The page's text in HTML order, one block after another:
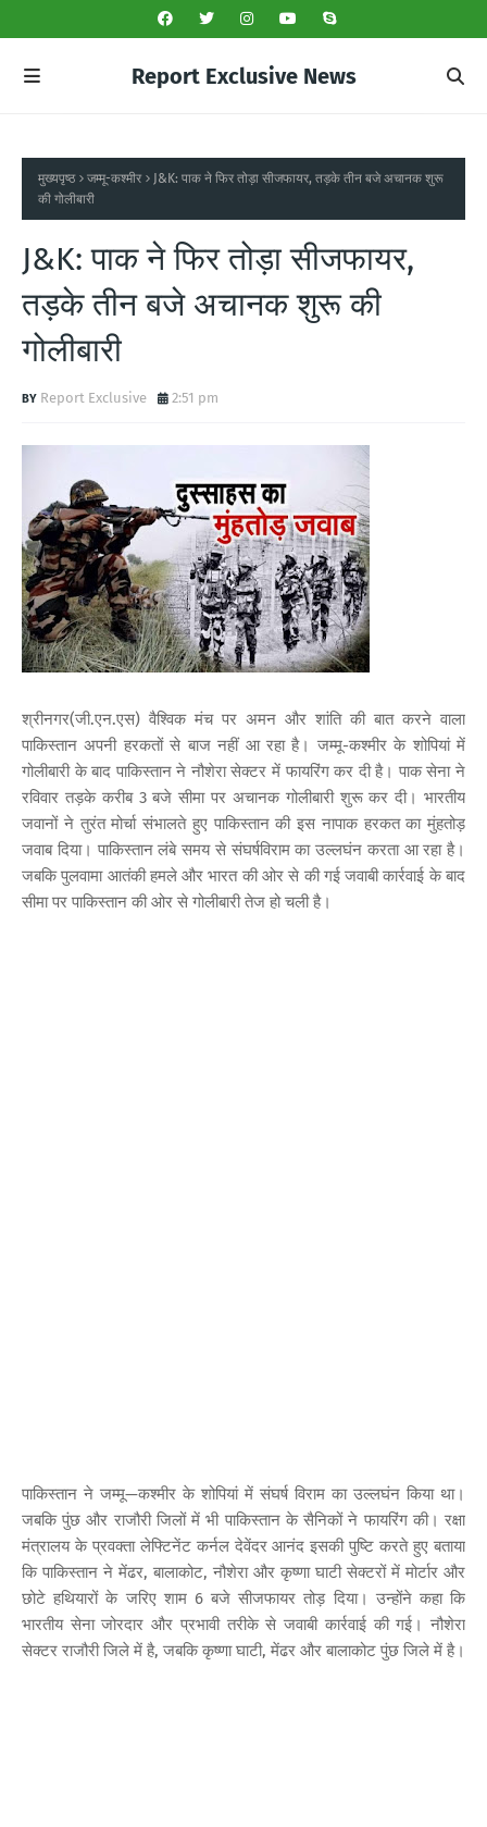
Report Exclusive News
मुख्यपृष्ठ जम्मू-कश्मीर
J&K: पाक ने फिर तोड़ा सीजफायर, तड़के तीन बजे अचानक शुरू
की गोलीबारी
J&K: पाक ने फिर तोड़ा सीजफायर,
तड़के तीन बजे अचानक शुरू की
गोलीबारी
Report Exclusive 2:51 pm
श्रीनगर(जी.एन.एस) वैश्विक मंच पर अमन और शांति की बात करने वाला
पाकिस्तान अपनी हरकतों से बाज नहीं आ रहा है। जम्मू-कश्मीर के शोपियां में
गोलीबारी के बाद पाकिस्तान ने नौशेरा सेक्टर में फायरिंग कर दी है। पाक सेना ने
रविवार तड़के करीब 3 बजे सीमा पर अचानक गोलीबारी शुरू कर दी। भारतीय
जवानों ने तुरंत मोर्चा संभालते हुए पाकिस्तान की इस नापाक हरकत का मुंहतोड़
जवाब दिया। पाकिस्तान लंबे समय से संघर्षविराम का उल्लघंन करता आ रहा है।
जबकि पुलवामा आतंकी हमले और भारत की ओर से की गई जवाबी कार्रवाई के बाद
सीमा पर पाकिस्तान की ओर से गोलीबारी तेज हो चली है।
पाकिस्तान ने जम्मू—कश्मीर के शोपियां में संघर्ष विराम का उल्लघंन किया था।
जबकि पुंछ और राजौरी जिलों में भी पाकिस्तान के सैनिकों ने फायरिंग की। रक्षा
मंत्रालय के प्रवक्ता लेफ्टिनेंट कर्नल देवेंदर आनंद इसकी पुष्टि करते हुए बताया
कि पाकिस्तान ने मेंढर, बालाकोट, नौशेरा और कृष्णा घाटी सेक्टरों में मोर्टार और
छोटे हथियारों के जरिए शाम 6 बजे सीजफायर तोड़ दिया। उन्होंने कहा कि
भारतीय सेना जोरदार और प्रभावी तरीके से जवाबी कार्रवाई की गई। नौशेरा
सेक्टर राजौरी जिले में है, जबकि कृष्णा घाटी, मेंढर और बालाकोट पुंछ जिले में है।